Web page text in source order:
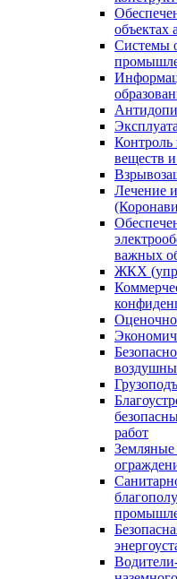
объектах
Системы
веществ
Лечение
важных
ЖКХ
работ
Земляные